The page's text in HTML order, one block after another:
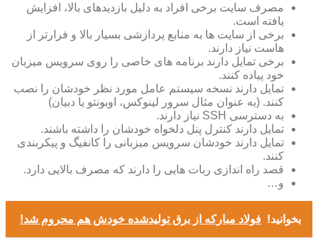
مصرف سایت برخی افراد به دلیل بازدیدهای بالا، افزایش
یافته است.
برخی از سایت ها به منابع پردازشی بسیار بالا و فرارتر از
هاست نیاز دارند.
برخی تمایل دارند برنامه های خاصی را روی سرویس میزبان
خود پیاده کنند.
تمایل دارند نسخه سیستم عامل مورد نظر خودشان را نصب
کنند. (به عنوان مثال سرور لینوکس، اوبونتو یا دبیان)
به دسترسی SSH نیاز دارند.
تمایل دارند کنترل پنل دلخواه خودشان را داشته باشند.
تمایل دارند خودشان سرویس میزبانی را کانفیگ و پیکربندی
کنند.
قصد راه اندازی ربات هایی را دارند که مصرف بالایی دارد.
و…
بخوانید! فولاد مبارکه از برق تولیدشده خودش هم محروم شد!